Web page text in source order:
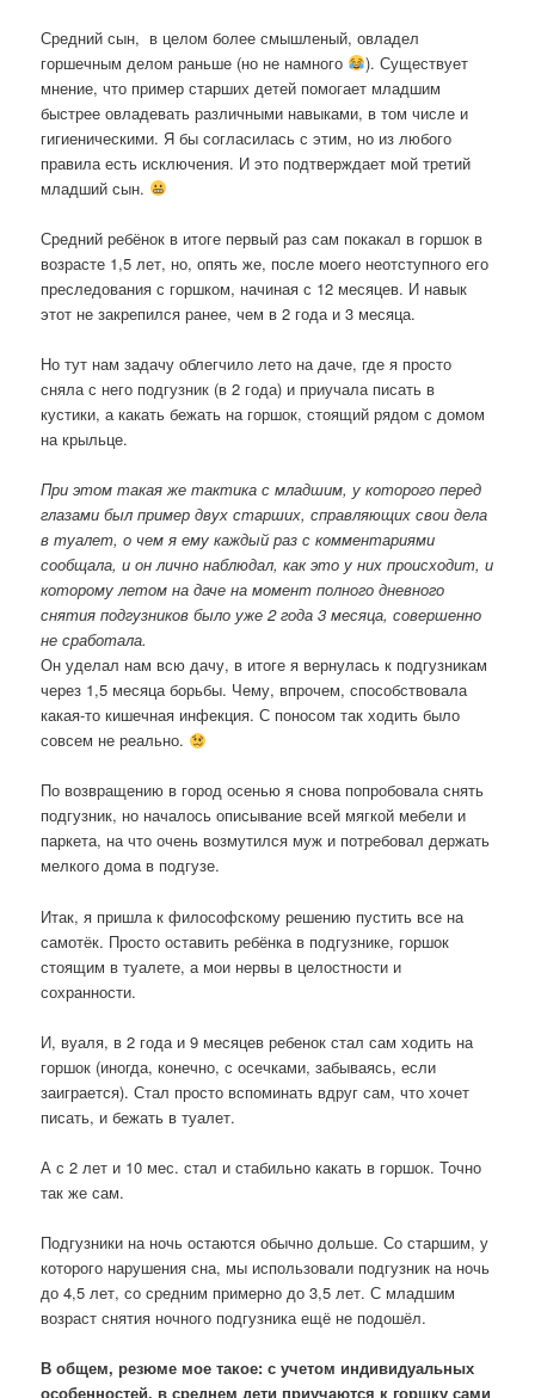
Средний сын, в целом более смышленый, овладел
горшечным делом раньше (но не намного
). Существует
мнение, что пример старших детей помогает младшим
быстрее овладевать различными навыками, в том числе и
гигиеническими. Я бы согласилась с этим, но из любого
правила есть исключения. И это подтверждает мой третий
младший сын.
Средний ребёнок в итоге первый раз сам покакал в горшок в
возрасте 1,5 лет, но, опять же, после моего неотступного его
преследования с горшком, начиная с 12 месяцев. И навык
этот не закрепился ранее, чем в 2 года и 3 месяца.
Но тут нам задачу облегчило лето на даче, где я просто
сняла с него подгузник (в 2 года) и приучала писать в
кустики, а какать бежать на горшок, стоящий рядом с домом
на крыльце.
При этом такая же тактика с младшим, у которого перед
глазами был пример двух старших, справляющих свои дела
в туалет, о чем я ему каждый раз с комментариями
сообщала, и он лично наблюдал, как это у них происходит, и
которому летом на даче на момент полного дневного
снятия подгузников было уже 2 года 3 месяца, совершенно
не сработала.
Он уделал нам всю дачу, в итоге я вернулась к подгузникам
через 1,5 месяца борьбы. Чему, впрочем, способствовала
какая-то кишечная инфекция. С поносом так ходить было
совсем не реально.
По возвращению в город осенью я снова попробовала снять
подгузник, но началось описывание всей мягкой мебели и
паркета, на что очень возмутился муж и потребовал держать
мелкого дома в подгузе.
Итак, я пришла к философскому решению пустить все на
самотёк. Просто оставить ребёнка в подгузнике, горшок
стоящим в туалете, а мои нервы в целостности и
сохранности.
И, вуаля, в 2 года и 9 месяцев ребенок стал сам ходить на
горшок (иногда, конечно, с осечками, забываясь, если
заиграется). Стал просто вспоминать вдруг сам, что хочет
писать, и бежать в туалет.
А с 2 лет и 10 мес. стал и стабильно какать в горшок. Точно
так же сам.
Подгузники на ночь остаются обычно дольше. Со старшим, у
которого нарушения сна, мы использовали подгузник на ночь
до 4,5 лет, со средним примерно до 3,5 лет. С младшим
возраст снятия ночного подгузника ещё не подошёл.
В общем, резюме мое такое: с учетом индивидуальных
особенностей, в среднем дети приучаются к горшку сами